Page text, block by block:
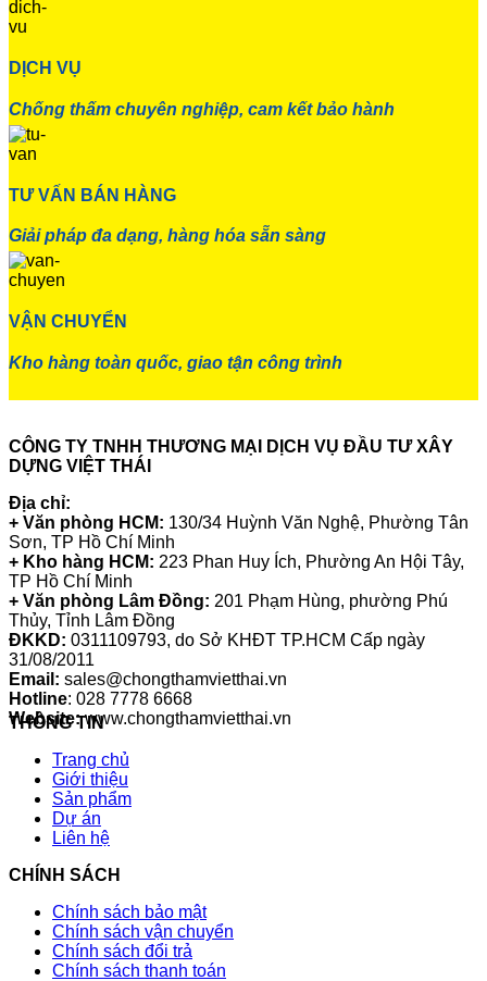
DỊCH VỤ
Chống thấm chuyên nghiệp, cam kết bảo hành
TƯ VẤN BÁN HÀNG
Giải pháp đa dạng, hàng hóa sẵn sàng
VẬN CHUYỂN
Kho hàng toàn quốc, giao tận công trình
CÔNG TY TNHH THƯƠNG MẠI DỊCH VỤ ĐẦU TƯ XÂY
DỰNG VIỆT THÁI
Địa chỉ:
+ Văn phòng HCM: 130/34 Huỳnh Văn Nghệ, Phường Tân
Sơn, TP Hồ Chí Minh
+ Kho hàng HCM: 223 Phan Huy Ích, Phường An Hội Tây,
TP Hồ Chí Minh
+ Văn phòng Lâm Đồng: 201 Phạm Hùng, phường Phú
Thủy, Tỉnh Lâm Đồng
ĐKKD: 0311109793, do Sở KHĐT TP.HCM Cấp ngày
31/08/2011
Email: sales@chongthamvietthai.vn
Hotline: 028 7778 6668
Website:www.chongthamvietthai.vn
THÔNG TIN
Trang chủ
Giới thiệu
Sản phẩm
Dự án
Liên hệ
CHÍNH SÁCH
Chính sách bảo mật
Chính sách vận chuyển
Chính sách đổi trả
Chính sách thanh toán